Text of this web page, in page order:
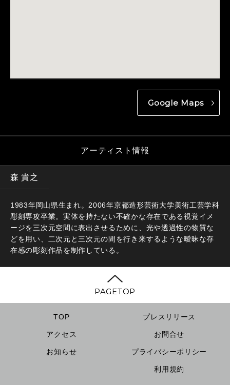
Google Maps
アーティスト情報
森 貴之
1983年岡山県生まれ。2006年京都造形芸術大学美術工芸学科
彫刻専攻卒業。実体を持たない不確かな存在である視覚イメ
ージを三次元空間に表出させるために、光や透過性の物質な
どを用い、二次元と三次元の間を行き来するような曖昧な存
在感の彫刻作品を制作している。
PAGETOP
TOP
アクセス
お知らせ
プレスリリース
お問合せ
プライバシーポリシー
利用規約